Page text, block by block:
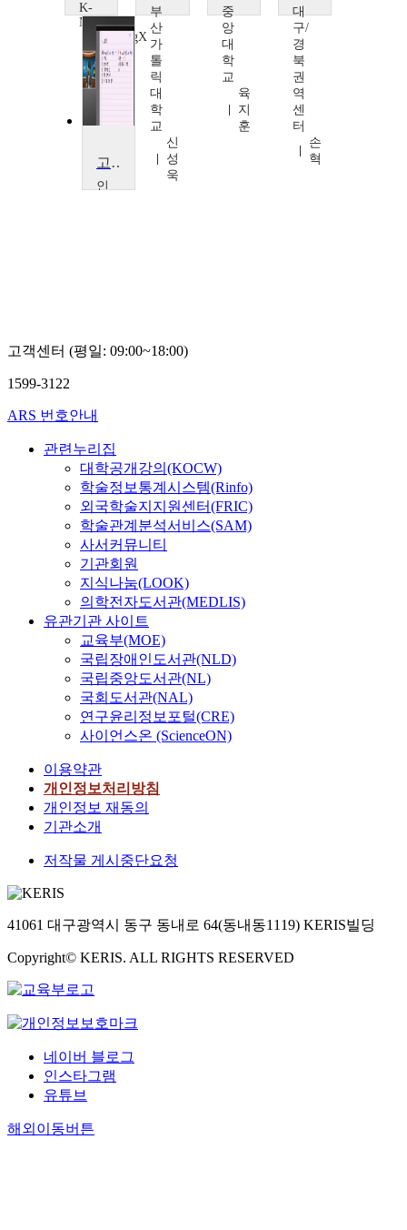
K-
MOOC
XuetangX
QI JUN
부
산
가
톨
릭
대
학
교
신
성
욱
중
앙
대
학
교
육
지
훈
대
구/
경
북
권
역
센
터
손
혁
고급회계
인
고객센터 (평일: 09:00~18:00)
1599-3122
ARS 번호안내
관련누리집
대학공개강의(KOCW)
학술정보통계시스템(Rinfo)
외국학술지지원센터(FRIC)
학술관계분석서비스(SAM)
사서커뮤니티
기관회원
지식나눔(LOOK)
의학전자도서관(MEDLIS)
유관기관 사이트
교육부(MOE)
국립장애인도서관(NLD)
국립중앙도서관(NL)
국회도서관(NAL)
연구윤리정보포털(CRE)
사이언스온 (ScienceON)
이용약관
개인정보처리방침
개인정보 재동의
기관소개
저작물 게시중단요청
41061 대구광역시 동구 동내로 64(동내동1119) KERIS빌딩
Copyright© KERIS. ALL RIGHTS RESERVED
네이버 블로그
인스타그램
유튜브
해외이동버튼